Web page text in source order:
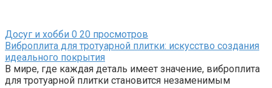
Досуг и хобби 0 20 просмотров
Виброплита для тротуарной плитки: искусство создания
идеального покрытия
В мире, где каждая деталь имеет значение, виброплита
для тротуарной плитки становится незаменимым